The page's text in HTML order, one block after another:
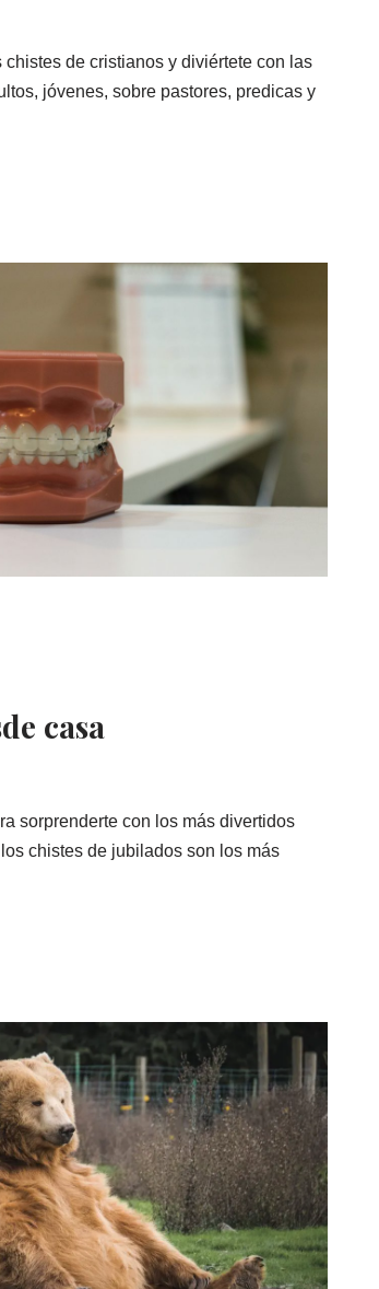
de cristianos y diviértete con las
jóvenes, sobre pastores, predicas y
casa
sorprenderte con los más divertidos
chistes de jubilados son los más